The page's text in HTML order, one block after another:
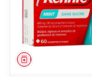
Médicament